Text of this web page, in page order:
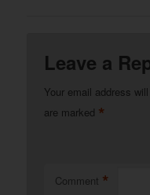
Leave a
Your email address
are marked *
Comment *